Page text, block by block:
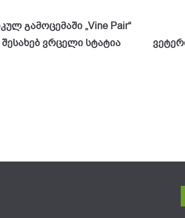
გამოცემაში „Vine Pair“
ვრცელი სტატია